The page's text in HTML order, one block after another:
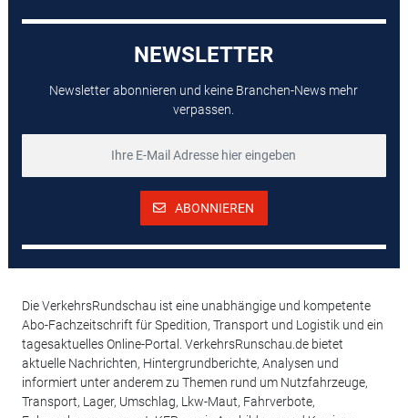
NEWSLETTER
Newsletter abonnieren und keine Branchen-News mehr
verpassen.
ABONNIEREN
Die VerkehrsRundschau ist eine unabhängige und kompetente
Abo-Fachzeitschrift für Spedition, Transport und Logistik und ein
tagesaktuelles Online-Portal. VerkehrsRunschau.de bietet
aktuelle Nachrichten, Hintergrundberichte, Analysen und
informiert unter anderem zu Themen rund um Nutzfahrzeuge,
Transport, Lager, Umschlag, Lkw-Maut, Fahrverbote,